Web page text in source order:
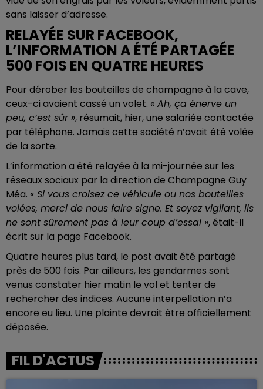
sans laisser d’adresse.
RELAYÉE SUR FACEBOOK,
L’INFORMATION A ÉTÉ PARTAGÉE
500 FOIS EN QUATRE HEURES
Pour dérober les bouteilles de champagne à la cave,
ceux-ci avaient cassé un volet. « Ah, ça énerve un
peu, c’est sûr », résumait, hier, une salariée contactée
par téléphone. Jamais cette société n’avait été volée
de la sorte.
L’information a été relayée à la mi-journée sur les
réseaux sociaux par la direction de Champagne Guy
Méa. « Si vous croisez ce véhicule ou nos bouteilles
volées, merci de nous faire signe. Et soyez vigilant, ils
ne sont sûrement pas à leur coup d’essai », était-il
écrit sur la page Facebook.
Quatre heures plus tard, le post avait été partagé
près de 500 fois. Par ailleurs, les gendarmes sont
venus constater hier matin le vol et tenter de
rechercher des indices. Aucune interpellation n’a
encore eu lieu. Une plainte devrait être officiellement
déposée.
FIL D'ACTUS